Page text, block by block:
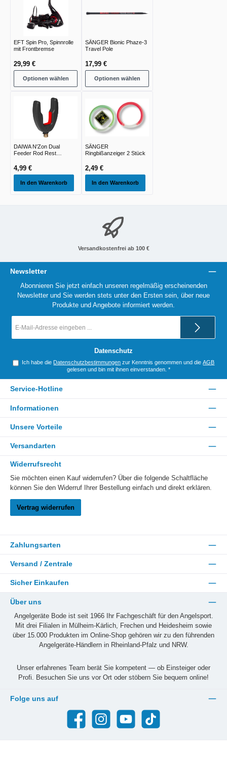
EFT Spin Pro, Spinnrolle
mit Frontbremse
29,99 €
Optionen wählen
SÄNGER Bionic Phaze-3
Travel Pole
17,99 €
Optionen wählen
DAIWA N'Zon Dual
Feeder Rod Rest
1,00cm
4,99 €
In den Warenkorb
SÄNGER
Ringbißanzeiger 2 Stück
2,49 €
In den Warenkorb
Versandkostenfrei ab 100 €
Newsletter
Abonnieren Sie jetzt einfach unseren regelmäßig erscheinenden
Newsletter und Sie werden stets unter den Ersten sein, über neue
Produkte und Angebote informiert werden.
Mail-
Datenschutz
Ich habe die Datenschutzbestimmungen zur Kenntnis genommen und dieAGB
gelesen und bin mit ihnen einverstanden. *
Service-Hotline
Informationen
Unsere Vorteile
Versandarten
Widerrufsrecht
Sie möchten einen Kauf widerrufen? Über die folgende Schaltfläche
können Sie den Widerruf Ihrer Bestellung einfach und direkt erklären.
Vertrag widerrufen
Zahlungsarten
Versand / Zentrale
Sicher Einkaufen
Über uns
Angelgeräte Bode ist seit 1966 Ihr Fachgeschäft für den Angelsport.
Mit drei Filialen in Mülheim-Kärlich, Frechen und Heidesheim sowie
über 15.000 Produkten im Online-Shop gehören wir zu den führenden
Angelgeräte-Händlern in Rheinland-Pfalz und NRW.
Unser erfahrenes Team berät Sie kompetent — ob Einsteiger oder
Profi. Besuchen Sie uns vor Ort oder stöbern Sie bequem online!
Folge uns auf
Facebook Instagram YouTube TikTok